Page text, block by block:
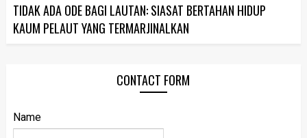
TIDAK ADA ODE BAGI LAUTAN: SIASAT BERTAHAN HIDUP
KAUM PELAUT YANG TERMARJINALKAN
CONTACT FORM
Name